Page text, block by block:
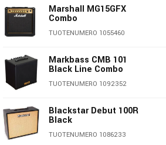
select, master volume
Efektit: Reverb, phaser, flanger,
Efektilenkki: Send/Return
Elementin tyyppi: Custom speaker
Impedanssi: 8Ω
Jalkakytkin: PEDL-90010 sis.
myydään erikseen
Paino: 16,6 kg
Mitat: 520mm x 505mm x 280mm
Marshall MG15GFX
Combo
TUOTENUMERO 1055460
Markbass CMB 101
Black Line Combo
TUOTENUMERO 1092352
Blackstar Debut 100R
Black
TUOTENUMERO 1086233